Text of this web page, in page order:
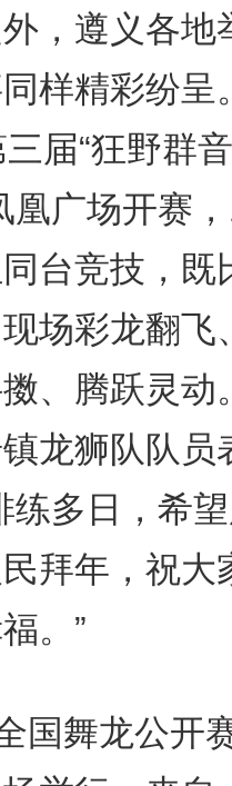
遵义各地
样精彩纷呈
届“狂野群音
凰广场开赛
台竞技，既
场彩龙翻飞
、腾跃灵动
龙狮队队员
练多日，希
拜年，祝大
。”
舞龙公开